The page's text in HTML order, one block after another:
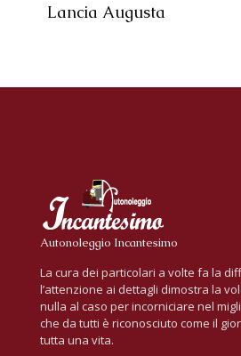
Lancia Augusta
Autonoleggio Incantesimo
La cura dei particolari a volte fa la
l’attenzione ai dettagli dimostra la
nulla al caso per incorniciare nel
che da tutti è riconosciuto come il
tutta una vita.